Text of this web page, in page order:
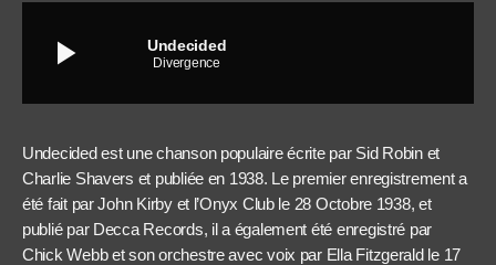
play_arrow Undecided
Divergence
Undecided est une chanson populaire écrite par Sid Robin et
Charlie Shavers et publiée en 1938. Le premier enregistrement a
été fait par John Kirby et l’Onyx Club le 28 Octobre 1938, et
publié par Decca Records, il a également été enregistré par
Chick Webb et son orchestre avec voix par Ella Fitzgerald le 17